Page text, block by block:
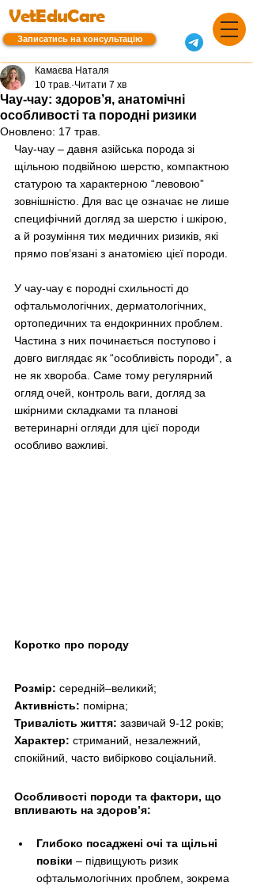
VetEduCare
Записатись на консультацію
Чау-чау: здоров’я, анатомічні
особливості та породні ризики
Камаєва Наталя
10 трав. Читати 7 хв
Оновлено: 17 трав.
Чау-чау – давня азійська порода зі
щільною подвійною шерстю, компактною
статурою та характерною “левовою”
зовнішністю. Для вас це означає не лише
специфічний догляд за шерстю і шкірою,
а й розуміння тих медичних ризиків, які
прямо пов’язані з анатомією цієї породи.
У чау-чау є породні схильності до
офтальмологічних, дерматологічних,
ортопедичних та ендокринних проблем.
Частина з них починається поступово і
довго виглядає як “особливість породи”, а
не як хвороба. Саме тому регулярний
огляд очей, контроль ваги, догляд за
шкірними складками та планові
ветеринарні огляди для цієї породи
особливо важливі.
Коротко про породу
Розмір: середній–великий;
Активність: помірна;
Тривалість життя: зазвичай 9-12 років;
Характер: стриманий, незалежний,
спокійний, часто вибірково соціальний.
Особливості породи та фактори, що
впливають на здоров’я:
Глибоко посаджені очі та щільні
повіки – підвищують ризик
офтальмологічних проблем, зокрема